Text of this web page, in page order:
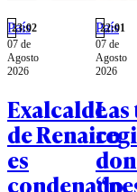
País
23:02
07 de
Agosto
2026
Exalcalde
de Renaico
es
condenado
País
22:01
07 de
Agosto
2026
Las